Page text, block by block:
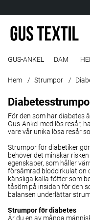
GUS-ANKEL DAM
Hem Strumpor
För den som har diabetes
Gus-Ankel med lös resår,
vare vår unika lösa resår
Strumpor för diabetiker
behöverdet minskar
egenskaper, som håller
försämrad blodcirkulation
känsliga kalla fötter som
tåsöm på insidan för den
balansen underlättar
Strumpor för diabetes
Är du en av många